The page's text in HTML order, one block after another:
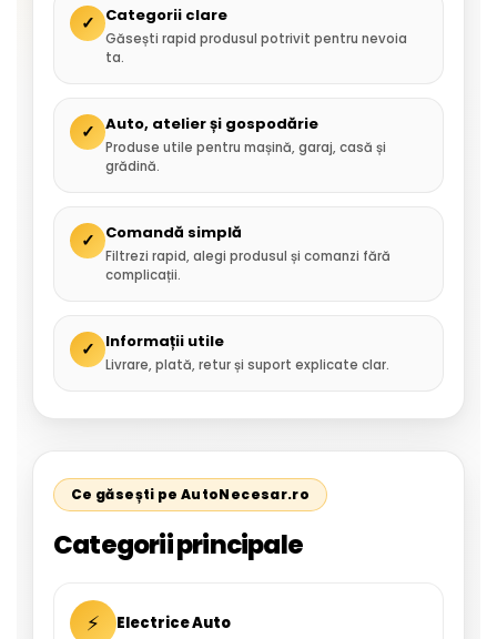
✓ Categorii clare
Găsești rapid produsul potrivit pentru nevoia
ta.
✓ Auto, atelier și gospodărie
Produse utile pentru mașină, garaj, casă și
grădină.
✓ Comandă simplă
Filtrezi rapid, alegi produsul și comanzi fără
complicații.
✓ Informații utile
Livrare, plată, retur și suport explicate clar.
Ce găsești pe AutoNecesar.ro
Categorii principale
⚡ Electrice Auto